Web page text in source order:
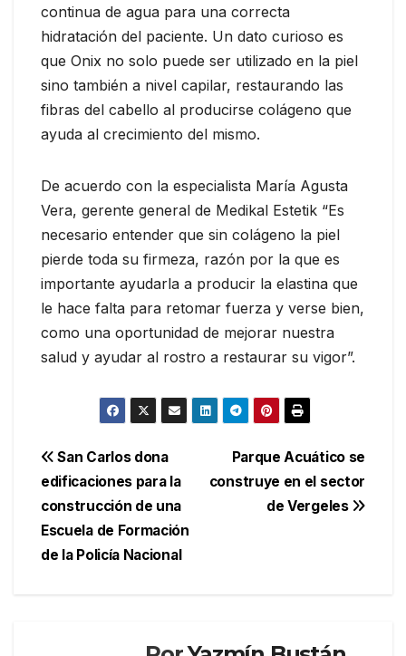
continua de agua para una correcta
hidratación del paciente. Un dato curioso es
que Onix no solo puede ser utilizado en la piel
sino también a nivel capilar, restaurando las
fibras del cabello al producirse colágeno que
ayuda al crecimiento del mismo.
De acuerdo con la especialista María Agusta
Vera, gerente general de Medikal Estetik “Es
necesario entender que sin colágeno la piel
pierde toda su firmeza, razón por la que es
importante ayudarla a producir la elastina que
le hace falta para retomar fuerza y verse bien,
como una oportunidad de mejorar nuestra
salud y ayudar al rostro a restaurar su vigor”.
Navegación
de
entradas
Parque Acuático se
construye en el sector
de Vergeles
San Carlos dona
edificaciones para la
construcción de una
Escuela de Formación
de la Policía Nacional